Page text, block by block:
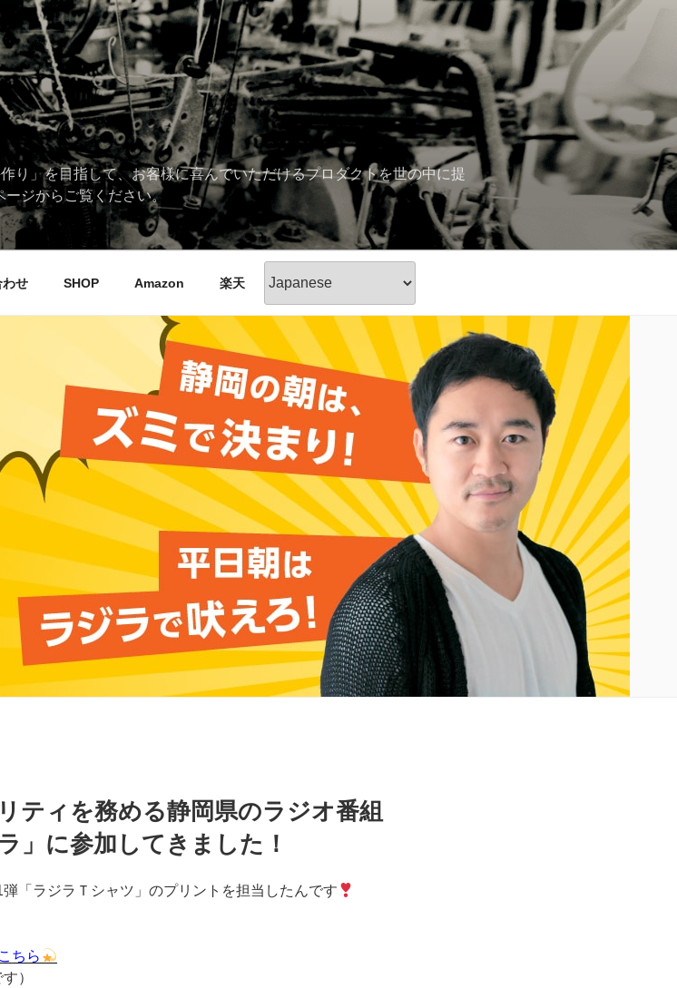
り」を目指して、お客様に喜んでいただけるプロダクトを世の中に提
ジからご覧ください。
わせ SHOP Amazon 楽天
ティを務める静岡県のラジオ番組
」に参加してきました！
「ラジラＴシャツ」のプリントを担当したんです
ちら
）